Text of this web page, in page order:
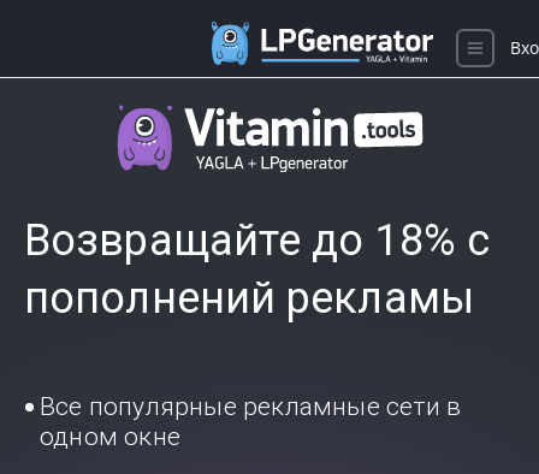
Возвращайте до 18% с
пополнений рекламы
Все популярные рекламные сети в
одном окне